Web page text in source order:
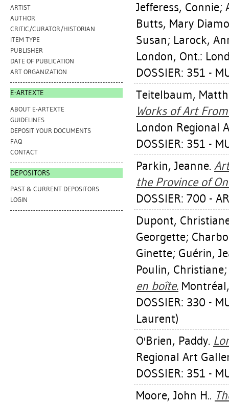
ARTIST
AUTHOR
CRITIC/CURATOR/HISTORIAN
ITEM TYPE
PUBLISHER
DATE OF PUBLICATION
ART ORGANIZATION
E-ARTEXTE
ABOUT E-ARTEXTE
GUIDELINES
DEPOSIT YOUR DOCUMENTS
FAQ
CONTACT
DEPOSITORS
PAST & CURRENT DEPOSITORS
LOGIN
Jefferess, Connie;
Butts, Mary
Susan; Larock,
London, Ont.:
DOSSIER: 351 -
Teitelbaum,
Works of Art
London Regional
DOSSIER: 351 -
Parkin, Jeanne.
the Province of
DOSSIER: 700 -
Dupont,
Georgette;
Ginette; Guérin,
Poulin, Christiane
en boîte.
DOSSIER: 330 -
Laurent)
O'Brien, Paddy.
Regional Art
DOSSIER: 351 -
Moore, John H..